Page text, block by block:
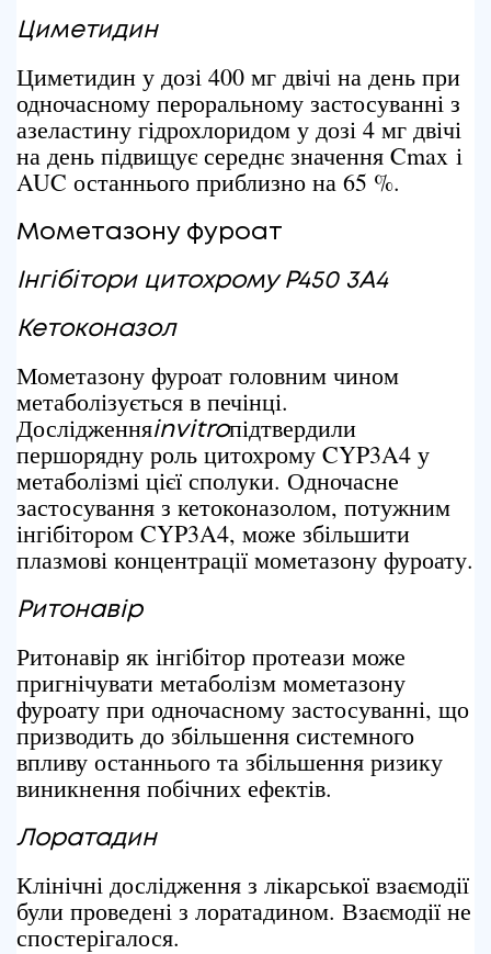
Циметидин
Циметидин у дозі 400 мг двічі на день при
одночасному пероральному застосуванні з
азеластину гідрохлоридом у дозі 4 мг двічі
на день підвищує середнє значення Cmax і
AUC останнього приблизно на 65 %.
Мометазону фуроат
Інгібітори цитохрому P450 3A4
Кетоконазол
Мометазону фуроат головним чином
метаболізується в печінці.
Дослідженняinvitroпідтвердили
першорядну роль цитохрому CYP3A4 у
метаболізмі цієї сполуки. Одночасне
застосування з кетоконазолом, потужним
інгібітором CYP3A4, може збільшити
плазмові концентрації мометазону фуроату.
Ритонавір
Ритонавір як інгібітор протеази може
пригнічувати метаболізм мометазону
фуроату при одночасному застосуванні, що
призводить до збільшення системного
впливу останнього та збільшення ризику
виникнення побічних ефектів.
Лоратадин
Клінічні дослідження з лікарської взаємодії
були проведені з лоратадином. Взаємодії не
спостерігалося.